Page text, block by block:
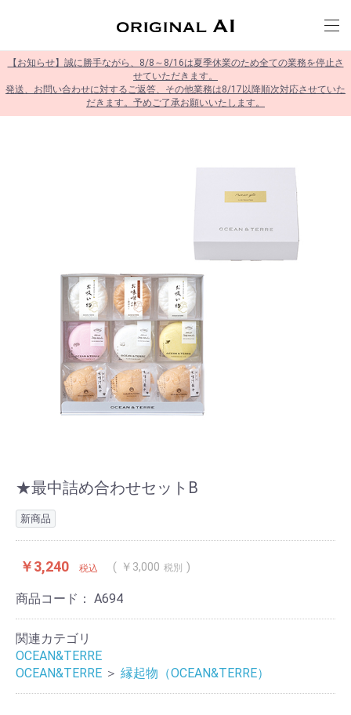
【お知らせ】誠に勝手ながら、8/8～8/16は夏季休業のため全ての業務を停止さ
せていただきます。
発送、お問い合わせに対するご返答、その他業務は8/17以降順次対応させていた
だきます。予めご了承お願いいたします。
★最中詰め合わせセットB
新商品
￥3,240 税込 ￥3,000 税別
商品コード： A694
関連カテゴリ
OCEAN&TERRE
OCEAN&TERRE ＞ 縁起物（OCEAN&TERRE）